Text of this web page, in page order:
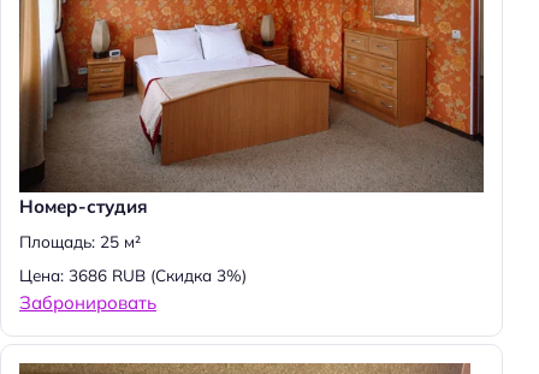
Номер-студия
Площадь: 25 м²
Цена: 3686 RUB (Скидка 3%)
Забронировать